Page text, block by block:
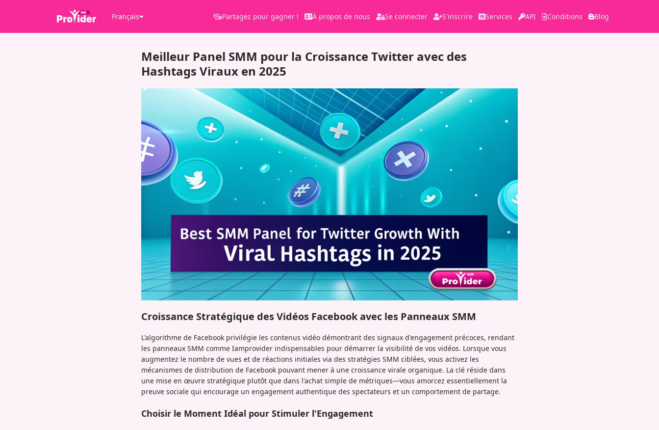
Français Partagez pour gagner ! À propos de nous Se connecter S'inscrire Services API Conditions Blog
Meilleur Panel SMM pour la Croissance Twitter avec des
Hashtags Viraux en 2025
Croissance Stratégique des Vidéos Facebook avec les Panneaux SMM
L'algorithme de Facebook privilégie les contenus vidéo démontrant des signaux d'engagement précoces, rendant
les panneaux SMM comme Iamprovider indispensables pour démarrer la visibilité de vos vidéos. Lorsque vous
augmentez le nombre de vues et de réactions initiales via des stratégies SMM ciblées, vous activez les
mécanismes de distribution de Facebook pouvant mener à une croissance virale organique. La clé réside dans
une mise en œuvre stratégique plutôt que dans l'achat simple de métriques—vous amorcez essentiellement la
preuve sociale qui encourage un engagement authentique des spectateurs et un comportement de partage.
Choisir le Moment Idéal pour Stimuler l'Engagement